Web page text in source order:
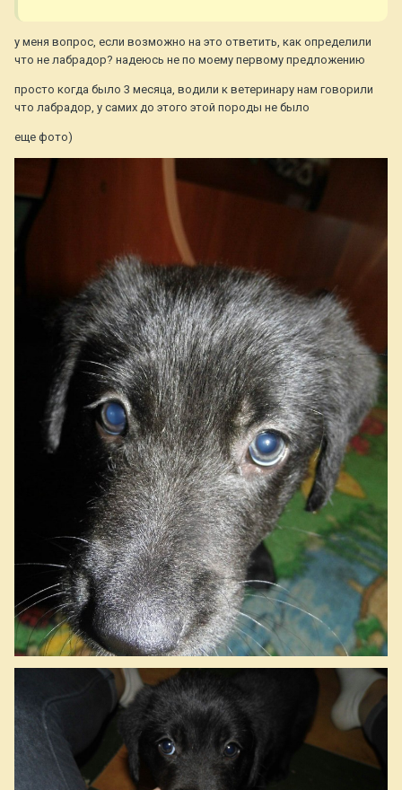
у меня вопрос, если возможно на это ответить, как определили
что не лабрадор? надеюсь не по моему первому предложению
просто когда было 3 месяца, водили к ветеринару нам говорили
что лабрадор, у самих до этого этой породы не было
еще фото)